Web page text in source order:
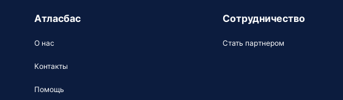
Атласбас
О нас
Контакты
Помощь
Сотрудничество
Стать партнером